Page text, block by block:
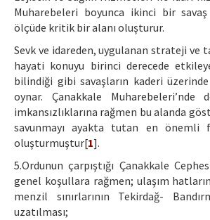
Muharebeleri boyunca ikinci bir
ölçüde kritik bir alanı oluşturur.
Sevk ve idareden, uygulanan strateji ve
hayati konuyu birinci derecede
bilindiği gibi savaşların kaderi
oynar. Çanakkale Muharebeleri’nde
imkansızlıklarına rağmen bu alanda
savunmayı ayakta tutan en önemli
oluşturmuştur[1].
5.Ordunun çarpıştığı Çanakkale
genel koşullara rağmen; ulaşım
menzil sınırlarının Tekirdağ-
uzatılması;